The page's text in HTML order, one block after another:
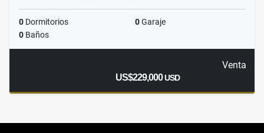
0 Dormitorios 0Garaje
0 Baños
Venta
US$229,000USD